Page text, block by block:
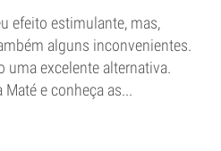
efeito estimulante, mas,
alguns inconvenientes.
uma excelente alternativa.
Maté e conheça as...